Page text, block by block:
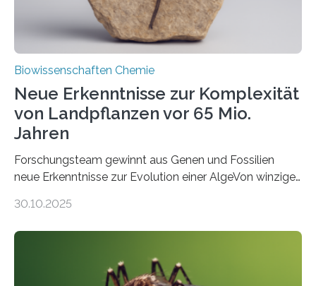
Biowissenschaften Chemie
Neue Erkenntnisse zur Komplexität
von Landpflanzen vor 65 Mio.
Jahren
Forschungsteam gewinnt aus Genen und Fossilien
neue Erkenntnisse zur Evolution einer AlgeVon winzigen
Landpflanzen zählen zu den komplexesten
Grünalgen, die vor Hunderten von Millionen Jahren
lebten. Unter den Vorfahren sticht eine Gruppe heraus,
30.10.2025